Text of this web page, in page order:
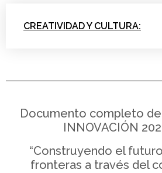
CREATIVIDAD Y CULTURA:
Documento completo de
INNOVACIÓN
“Construyendo el
fronteras a través del